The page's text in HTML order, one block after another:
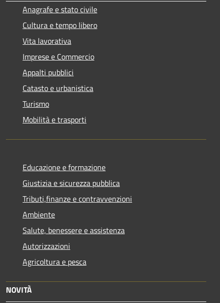
Anagrafe e stato civile
Cultura e tempo libero
Vita lavorativa
Imprese e Commercio
Appalti pubblici
Catasto e urbanistica
Turismo
Mobilità e trasporti
Educazione e formazione
Giustizia e sicurezza pubblica
Tributi,finanze e contravvenzioni
Ambiente
Salute, benessere e assistenza
Autorizzazioni
Agricoltura e pesca
NOVITÀ